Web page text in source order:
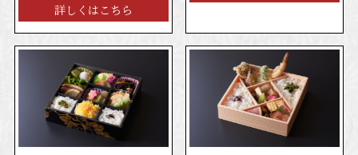
詳しくはこちら